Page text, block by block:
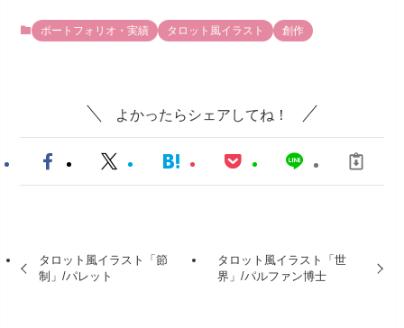
ポートフォリオ・実績 タロット風イラスト 創作
よかったらシェアしてね！
タロット風イラスト「節
制」/パレット
タロット風イラスト「世
界」/パルファン博士